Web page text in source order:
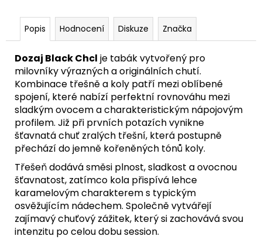
Popis Hodnocení Diskuze Značka
Dozaj Black Chcl je tabák vytvořený pro
milovníky výrazných a originálních chutí.
Kombinace třešně a koly patří mezi oblíbené
spojení, které nabízí perfektní rovnováhu mezi
sladkým ovocem a charakteristickým nápojovým
profilem. Již při prvních potazích vynikne
šťavnatá chuť zralých třešní, která postupně
přechází do jemně kořeněných tónů koly.
Třešeň dodává směsi plnost, sladkost a ovocnou
šťavnatost, zatímco kola přispívá lehce
karamelovým charakterem s typickým
osvěžujícím nádechem. Společně vytvářejí
zajímavý chuťový zážitek, který si zachovává svou
intenzitu po celou dobu session.